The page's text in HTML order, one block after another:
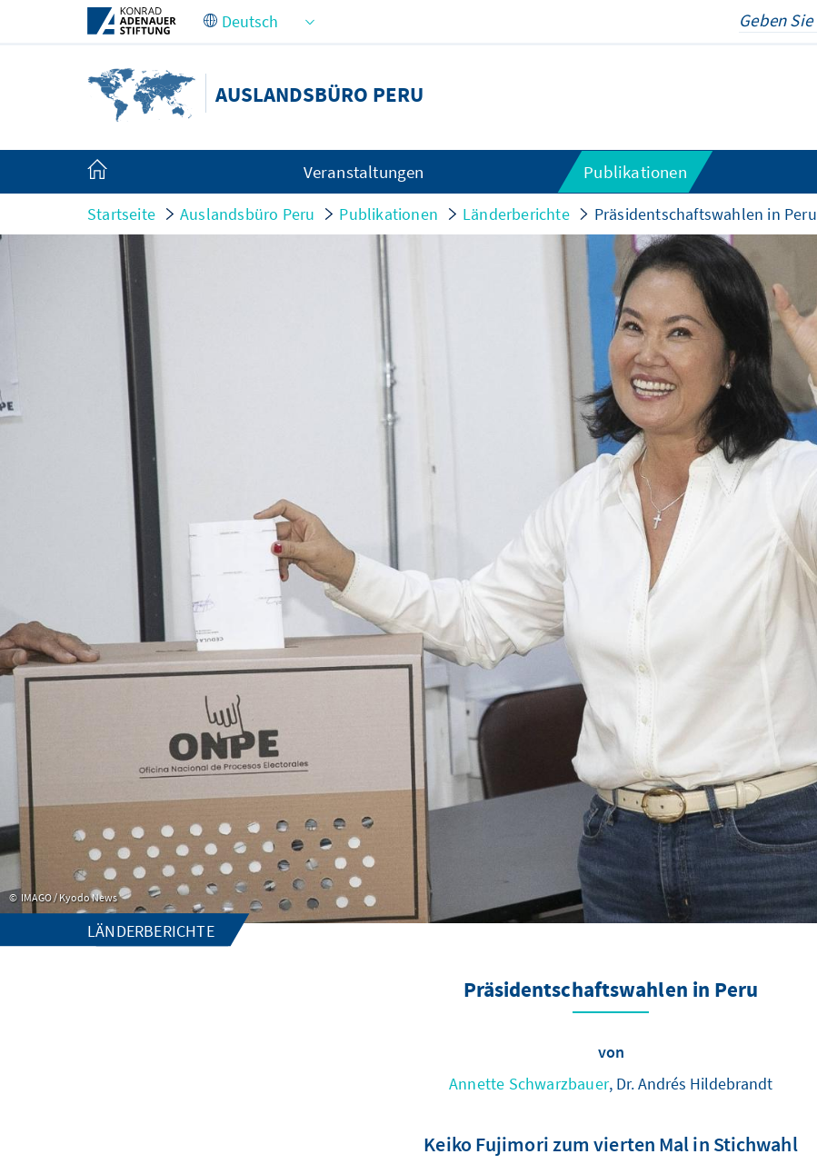
Zum Hauptinhalt springen
AUSLANDSBÜRO PERU
Veranstaltungen Publikationen
Startseite Auslandsbüro Peru Publikationen Länderberichte Präsidentschaftswahlen in Peru
IMAGO / Kyodo News
LÄNDERBERICHTE
Präsidentschaftswahlen in Peru
von
Annette Schwarzbauer, Dr. Andrés Hildebrandt
Keiko Fujimori zum vierten Mal in Stichwahl